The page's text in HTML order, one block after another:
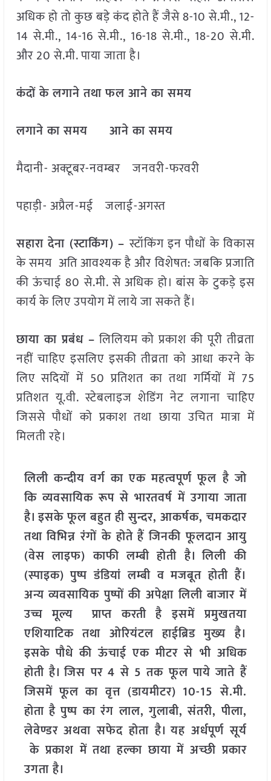
अधिक हो तो कुछ बड़े कंद होते हैं जैसे 8-10 से.मी., 12-
14 से.मी., 14-16 से.मी., 16-18 से.मी., 18-20 से.मी.
और 20 से.मी. पाया जाता है।
कंदों के लगाने तथा फल आने का समय
लगाने का समय आने का समय
मैदानी- अक्टूबर-नवम्बर जनवरी-फरवरी
पहाड़ी- अप्रैल-मई जलाई-अगस्त
सहारा देना (स्टाकिंग) –स्टॉकिंग इन पौधों के विकास
के समय अति आवश्यक है और विशेषत: जबकि प्रजाति
की ऊंचाई 80 से.मी. से अधिक हो। बांस के टुकड़े इस
कार्य के लिए उपयोग में लाये जा सकते हैं।
छाया का प्रबंध – लिलियम को प्रकाश की पूरी तीव्रता
नहीं चाहिए इसलिए इसकी तीव्रता को आधा करने के
लिए सदियों में 50 प्रतिशत का तथा गर्मियों में 75
प्रतिशत यू.वी. स्टेबलाइज शेडिंग नेट लगाना चाहिए
जिससे पौधों को प्रकाश तथा छाया उचित मात्रा में
मिलती रहे।
लिली कन्दीय वर्ग का एक महत्वपूर्ण फूल है जो
कि व्यवसायिक रूप से भारतवर्ष में उगाया जाता
है। इसके फूल बहुत ही सुन्दर, आकर्षक, चमकदार
तथा विभिन्न रंगों के होते हैं जिनकी फूलदान आयु
(वेस लाइफ) काफी लम्बी होती है। लिली की
(स्पाइक) पुष्प डंडियां लम्बी व मजबूत होती हैं।
अन्य व्यवसायिक पुष्पों की अपेक्षा लिली बाजार में
उच्च मूल्य प्राप्त करती है इसमें प्रमुखतया
एशियाटिक तथा ओरियंटल हाईब्रिड मुख्य है।
इसके पौधे की ऊंचाई एक मीटर से भी अधिक
होती है। जिस पर 4 से 5 तक फूल पाये जाते हैं
जिसमें फूल का वृत्त (डायमीटर) 10-15 से.मी.
होता है पुष्प का रंग लाल, गुलाबी, संतरी, पीला,
लेवेण्डर अथवा सफेद होता है। यह अर्धपूर्ण सूर्य
के प्रकाश में तथा हल्का छाया में अच्छी प्रकार
उगता है।